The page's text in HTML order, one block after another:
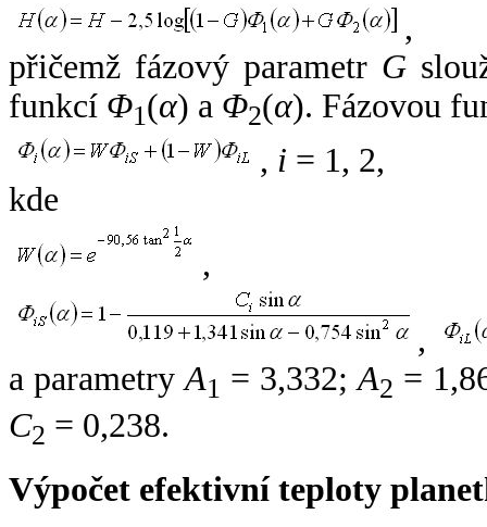
,
přičemž fázový parametr G
funkcí Φ1(α) a Φ2(α). Fázovou
, i = 1, 2,
kde
,
,
a parametryA1 = 3,332;A2 =
C2 = 0,238.
Výpočet efektivní teploty